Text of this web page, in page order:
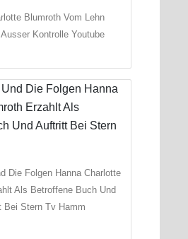
Blumroth Vom Lehn
Kontrolle Youtube
Die Folgen Hanna Charlotte
Als Betroffene Buch Und
Bei Stern Tv Hamm